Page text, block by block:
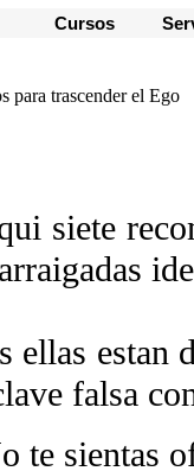
Cursos
para trascender el Ego
siete
ellas estan
falsa
te sientas